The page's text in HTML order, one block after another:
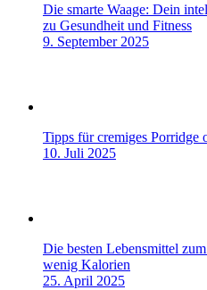
Die smarte Waage: Dein
zu Gesundheit und Fitness
9. September 2025
Tipps für cremiges Porridge
10. Juli 2025
Die besten Lebensmittel
wenig Kalorien
25. April 2025